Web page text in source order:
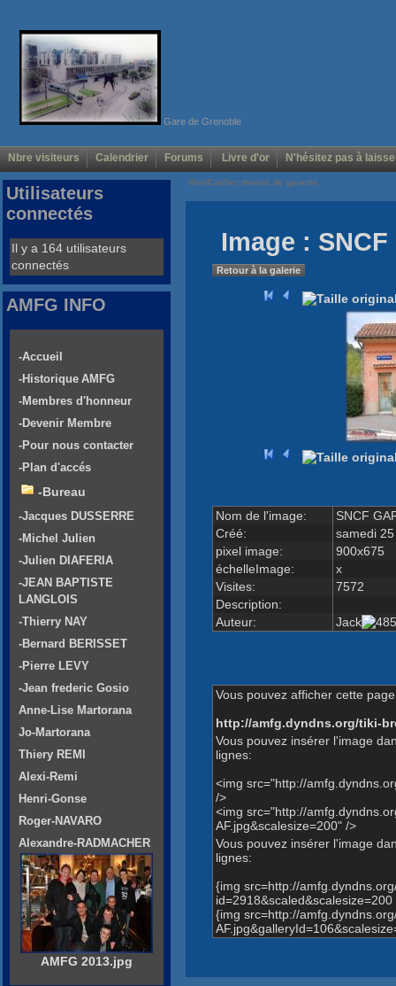
Gare de Grenoble
Nbre visiteurs Calendrier Forums Livre d'or N'hésitez pas à
Voir/Cacher menus de gauche
Image :
Retour à la galerie
Nom de l'image:
SNCF
Créé:
samedi
pixel image:
900x675
échelleImage:
x
Visites:
7572
Description:
Auteur:
Jack
Vous pouvez afficher cette
http://amfg.dyndns.org/tiki-
Vous pouvez insérer l'image
lignes:
<img src="http://
/>
<img src="http://
AF.jpg&scalesize=200" />
Vous pouvez insérer l'image
lignes:
{img src=http://
id=2918&scaled&scalesize=200
{img src=http://
Utilisateurs
connectés
Il y a 164 utilisateurs
connectés
AMFG INFO
-Accueil
-Historique AMFG
-Membres d'honneur
-Devenir Membre
-Pour nous contacter
-Plan d'accés
-Bureau
-Jacques DUSSERRE
-Michel Julien
-Julien DIAFERIA
-JEAN BAPTISTE
LANGLOIS
-Thierry NAY
-Bernard BERISSET
-Pierre LEVY
-Jean frederic Gosio
Anne-Lise Martorana
Jo-Martorana
Thiery REMI
Alexi-Remi
Henri-Gonse
Roger-NAVARO
Alexandre-RADMACHER
AMFG 2013.jpg